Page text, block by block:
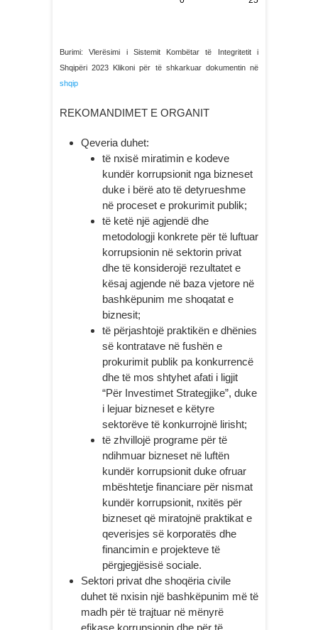
Burimi: Vlerësimi i Sistemit Kombëtar të Integritetit i
Shqipëri 2023 Klikoni për të shkarkuar dokumentin në
shqip
REKOMANDIMET E ORGANIT
Qeveria duhet:
të nxisë miratimin e kodeve
kundër korrupsionit nga bizneset
duke i bërë ato të detyrueshme
në proceset e prokurimit publik;
të ketë një agjendë dhe
metodologji konkrete për të luftuar
korrupsionin në sektorin privat
dhe të konsiderojë rezultatet e
kësaj agjende në baza vjetore në
bashkëpunim me shoqatat e
biznesit;
të përjashtojë praktikën e dhënies
së kontratave në fushën e
prokurimit publik pa konkurrencë
dhe të mos shtyhet afati i ligjit
“Për Investimet Strategjike”, duke
i lejuar bizneset e këtyre
sektorëve të konkurrojnë lirisht;
të zhvillojë programe për të
ndihmuar bizneset në luftën
kundër korrupsionit duke ofruar
mbështetje financiare për nismat
kundër korrupsionit, nxitës për
bizneset që miratojnë praktikat e
qeverisjes së korporatës dhe
financimin e projekteve të
përgjegjësisë sociale.
Sektori privat dhe shoqëria civile
duhet të nxisin një bashkëpunim më të
madh për të trajtuar në mënyrë
efikase korrupsionin dhe për të